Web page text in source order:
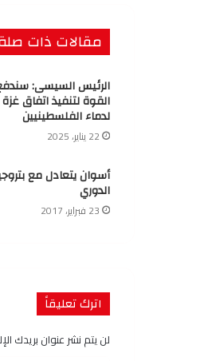
مقالات ذات
الرئيس السيسى:
القوة لتنفيذ اتفاق
لدماء الفلسطينيين
22 يناير، 2025
الدوري
23 فبراير، 2017
اترك تعليقاً
لن يتم نشر عنوان بريدك